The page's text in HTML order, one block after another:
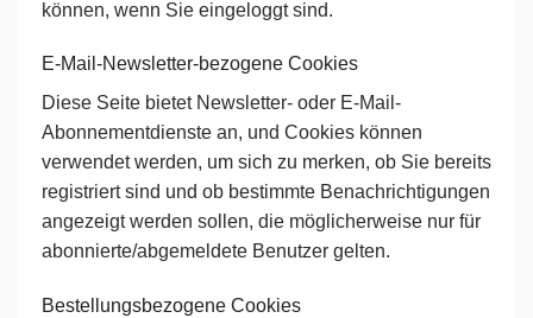
können, wenn Sie eingeloggt sind.
E-Mail-Newsletter-bezogene Cookies
Diese Seite bietet Newsletter- oder E-Mail-
Abonnementdienste an, und Cookies können
verwendet werden, um sich zu merken, ob Sie bereits
registriert sind und ob bestimmte Benachrichtigungen
angezeigt werden sollen, die möglicherweise nur für
abonnierte/abgemeldete Benutzer gelten.
Bestellungsbezogene Cookies